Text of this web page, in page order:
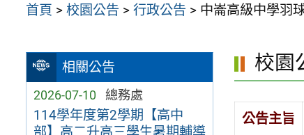
首頁 >校園公告 >行政公告 > 中崙高級中學羽
相關公告
2026-07-10 總務處
114學年度第2學期【高中
校園
公告主旨